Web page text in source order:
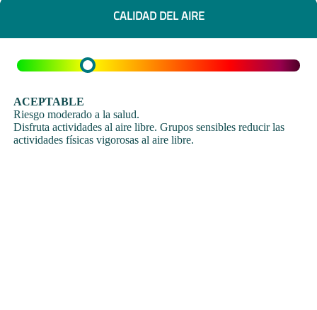
CALIDAD DEL AIRE
ACEPTABLE
Riesgo moderado a la salud.
Disfruta actividades al aire libre. Grupos sensibles reducir las
actividades físicas vigorosas al aire libre.